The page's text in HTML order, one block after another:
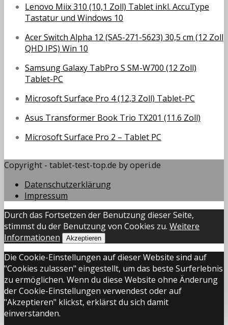
Lenovo Miix 310 (10,1 Zoll) Tablet inkl. AccuType
Tastatur und Windows 10
Acer Switch Alpha 12 (SA5-271-5623) 30,5 cm (12 Zoll
QHD IPS) Win 10
Samsung Galaxy TabPro S SM-W700 (12 Zoll)
Tablet-PC
Microsoft Surface Pro 4 (12,3 Zoll) Tablet-PC
Asus Transformer Book Trio TX201 (11.6 Zoll)
Microsoft Surface Pro 2 – Tablet PC
Copyright - tablet-test-top.de by operi.de
Datenschutzerklärung
Impressum
Durch das Fortsetzen der Benutzung dieser Seite,
stimmst du der Benutzung von Cookies zu. Weitere
Informationen
Akzeptieren
Die Cookie-Einstellungen auf dieser Website sind auf
"Cookies zulassen" eingestellt, um das beste Surferlebnis
zu ermöglichen. Wenn du diese Website ohne Änderung
der Cookie-Einstellungen verwendest oder auf
"Akzeptieren" klickst, erklärst du sich damit
einverstanden.